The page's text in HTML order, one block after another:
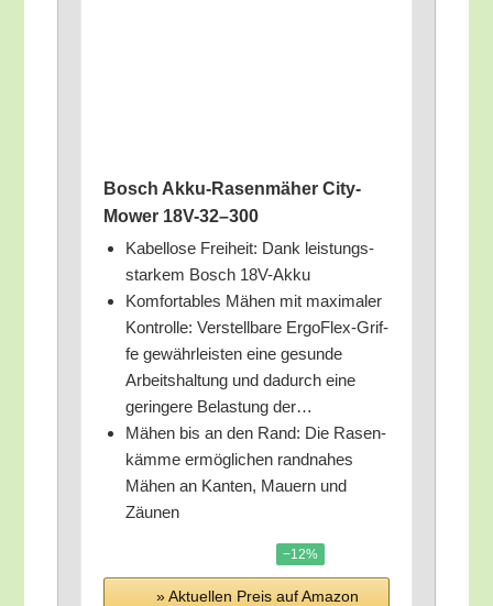
Bosch Akku-Rasen­mä­her City­
Mower 18V-32–300
Kabel­lo­se Frei­heit: Dank leis­tungs­
star­kem Bosch 18V-Akku
Kom­for­ta­bles Mähen mit maxi­ma­ler
Kon­trol­le: Ver­stell­ba­re Ergo­Flex-Grif­
fe gewähr­leis­ten eine gesun­de
Arbeits­hal­tung und dadurch eine
gerin­ge­re Belas­tung der…
Mähen bis an den Rand: Die Rasen­
käm­me ermög­li­chen rand­na­hes
Mähen an Kan­ten, Mau­ern und
Zäunen
−12%
» Aktu­el­len Preis auf Ama­zon